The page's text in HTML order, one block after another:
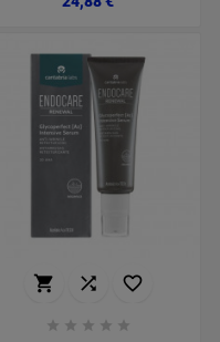
  
    